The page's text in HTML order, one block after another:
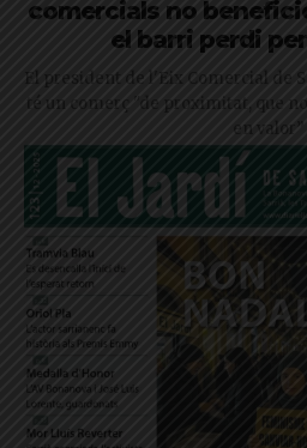
comercials no
el barri perdi
El president de l'Eix Comercial de
té un comerç "de proximitat, que
en valor”